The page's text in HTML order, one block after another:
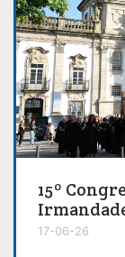
15º
17-06-26